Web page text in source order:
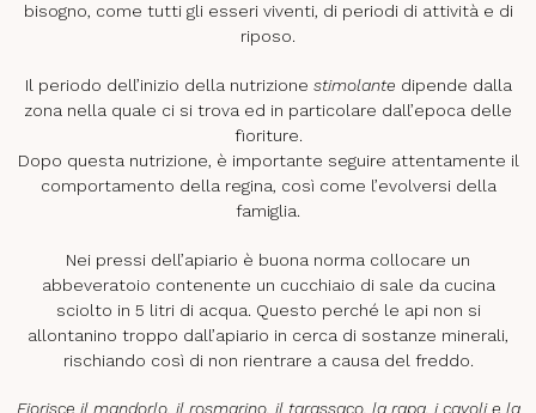
bisogno, come tutti gli esseri viventi, di periodi di attività e di
riposo.
Il periodo dell’inizio della nutrizione stimolante dipende dalla
zona nella quale ci si trova ed in particolare dall’epoca delle
fioriture.
Dopo questa nutrizione, è importante seguire attentamente il
comportamento della regina, così come l’evolversi della
famiglia.
Nei pressi dell’apiario è buona norma collocare un
abbeveratoio contenente un cucchiaio di sale da cucina
sciolto in 5 litri di acqua. Questo perché le api non si
allontanino troppo dall’apiario in cerca di sostanze minerali,
rischiando così di non rientrare a causa del freddo.
Fiorisce il mandorlo, il rosmarino, il tarassaco, la rapa, i cavoli e la